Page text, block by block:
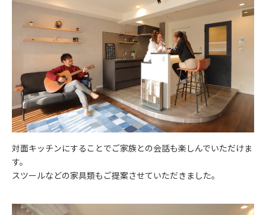
対面キッチンにすることでご家族との会話も楽しんでいただけま
す。
スツールなどの家具類もご提案させていただきました。